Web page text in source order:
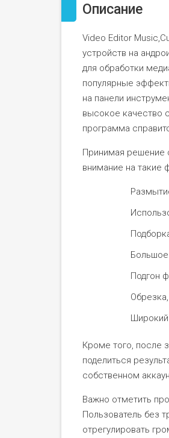
Описание
Video Editor
устройств на
для обработки
популярные
на панели
высокое качество
программа
Принимая решение
внимание на такие
Большое
Подгон
Кроме того, после
поделиться
собственном
Важно отметить
Пользователь без
отрегулировать